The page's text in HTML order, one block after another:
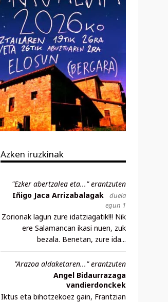
Azken iruzkinak
"Ezker abertzalea eta..." erantzuten
Iñigo Jaca Arrizabalagak
duela
egun 1
Zorionak lagun zure idatziagatik!!! Nik
ere Salamancan ikasi nuen, zuk
bezala. Benetan, zure ida...
"Arazoa aldaketaren..." erantzuten
Angel Bidaurrazaga
vandierdonckek
Iktus eta bihotzekoez gain, Frantzian